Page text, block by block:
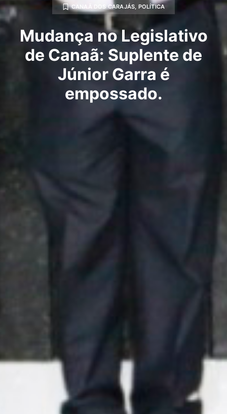
CANAÃ DOS CARAJÁS, POLÍTICA
Mudança no Legislativo
de Canaã: Suplente de
Júnior Garra é
empossado.